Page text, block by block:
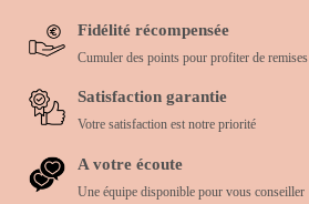
Fidélité récompensée
Cumuler des points pour profiter de remises
Satisfaction garantie
Votre satisfaction est notre priorité
A votre écoute
Une équipe disponible pour vous conseiller